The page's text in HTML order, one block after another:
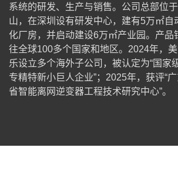
系统的研发、生产与销售。公司总部位
山，在深圳设有研发中心，建有5万㎡自
化厂房，并启动建设6万㎡产业园。产品
往全球100多个国家和地区。2024年，
乐设立多个海外子公司，被认定为“国家
专精特新小巨人企业”；2025年，获评“
省智能离网逆变器工程技术研究中心”。